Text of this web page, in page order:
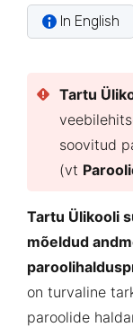
In English
Tartu
soovitud
(vt
Tartu Ülikooli
mõeldud
on turvaline
paroolide